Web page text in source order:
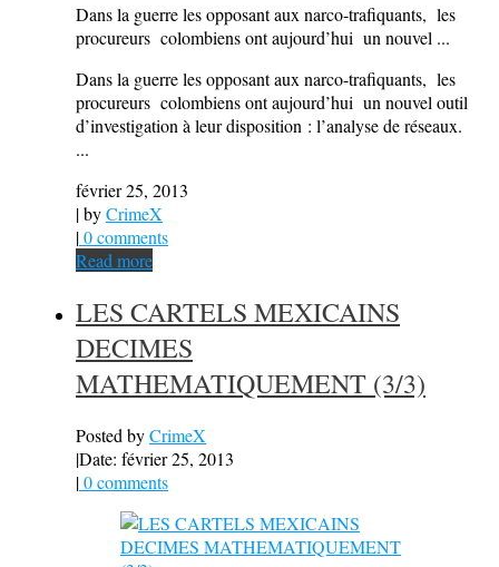
Dans la guerre les opposant aux narco-trafiquants, les
procureurs colombiens ont aujourd’hui un nouvel ...
Dans la guerre les opposant aux narco-trafiquants, les
procureurs colombiens ont aujourd’hui un nouvel outil
d’investigation à leur disposition : l’analyse de réseaux.
...
février 25, 2013
| byCrimeX
|0 comments
Read more
LES CARTELS MEXICAINS
DECIMES
MATHEMATIQUEMENT (3/3)
Posted byCrimeX
|Date: février 25, 2013
|0 comments